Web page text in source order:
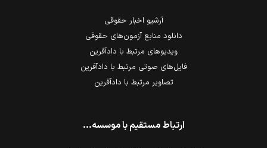
ارتباط مستقیم با موسسه...
آرشیو اخبار حقوقی
دانلود منابع آزمون‌های حقوقی
ویدیوهای مرتبط با دادآفرین
فایل‌های صوتی مرتبط با دادآفرین
تصاویر مرتبط با دادآفرین